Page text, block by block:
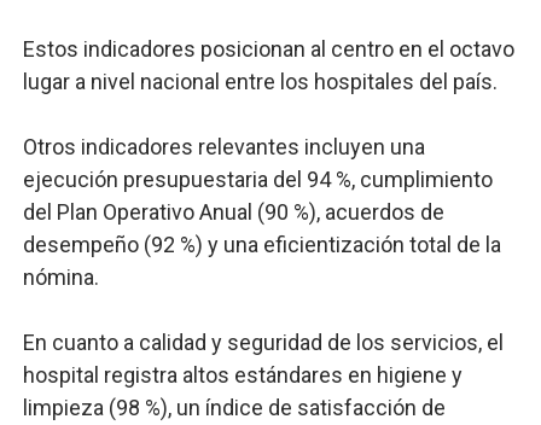
Estos indicadores posicionan al centro en el octavo
lugar a nivel nacional entre los hospitales del país.
Otros indicadores relevantes incluyen una
ejecución presupuestaria del 94 %, cumplimiento
del Plan Operativo Anual (90 %), acuerdos de
desempeño (92 %) y una eficientización total de la
nómina.
En cuanto a calidad y seguridad de los servicios, el
hospital registra altos estándares en higiene y
limpieza (98 %), un índice de satisfacción de